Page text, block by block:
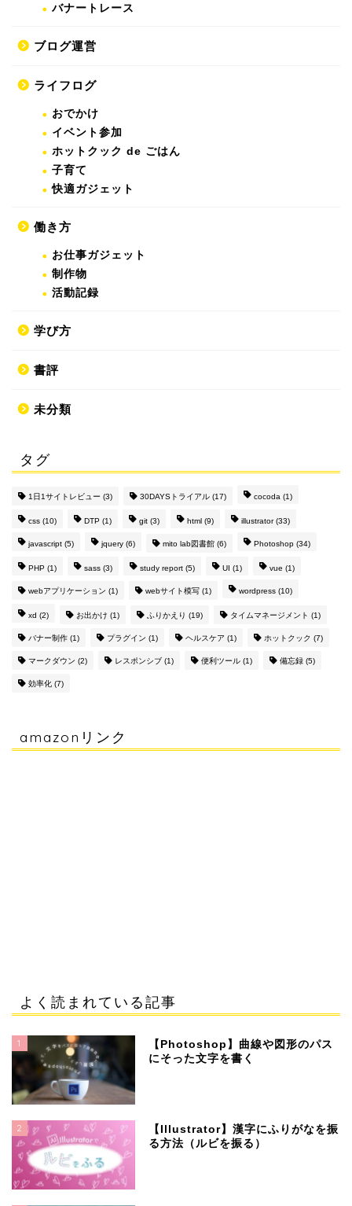
バナートレース
ブログ運営
ライフログ
おでかけ
イベント参加
ホットクック de ごはん
子育て
快適ガジェット
働き方
お仕事ガジェット
制作物
活動記録
学び方
書評
未分類
タグ
1日1サイトレビュー (3) 30DAYSトライアル (17) cocoda (1)
css (10) DTP (1) git (3) html (9) illustrator(33)
javascript (5) jquery (6) mito lab図書館 (6) Photoshop (34)
PHP (1) sass (3) study report (5) UI (1) vue (1)
webアプリケーション (1) webサイト模写 (1) wordpress (10)
xd (2) お出かけ (1) ふりかえり (19) タイムマネージメント (1)
バナー制作 (1) プラグイン (1) ヘルスケア (1) ホットクック (7)
マークダウン (2) レスポンシブ (1) 便利ツール (1) 備忘録 (5)
効率化 (7)
amazonリンク
よく読まれている記事
1
【Photoshop】曲線や図形のパス
にそった文字を書く
2
【Illustrator】漢字にふりがなを振
る方法（ルビを振る）